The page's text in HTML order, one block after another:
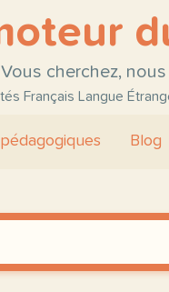
Vous cherchez,
Français Langue
Blog